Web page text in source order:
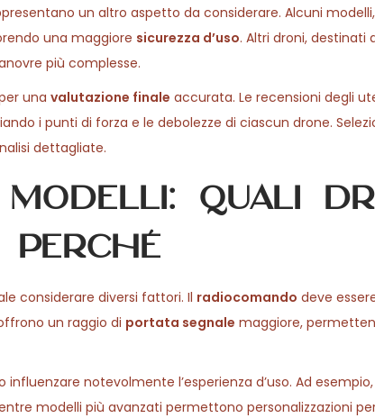
un altro aspetto da considerare. Alcuni
una maggiore sicurezza d’uso. Altri droni, destinati
più complesse.
una valutazione finale accurata. Le recensioni degli
i punti di forza e le debolezze di ciascun drone.
dettagliate.
quali
perché
considerare diversi fattori. Il radiocomando deve
un raggio di portata segnale maggiore,
influenzare notevolmente l’esperienza d’uso. Ad
modelli più avanzati permettono personalizzazioni